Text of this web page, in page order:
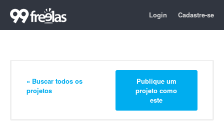
Login Cadastre-se
« Buscar todos os
projetos
Publique um
projeto como
este